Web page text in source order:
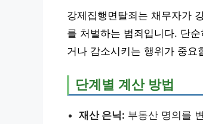
강제집행면탈죄는 채무자가
를 처벌하는 범죄입니다. 단
거나 감소시키는 행위가 중요
단계별 계산 방법
재산 은닉: 부동산 명의를